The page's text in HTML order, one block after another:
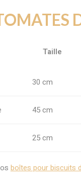
Taille
30 cm
45 cm
25 cm
boîtes pour biscuits